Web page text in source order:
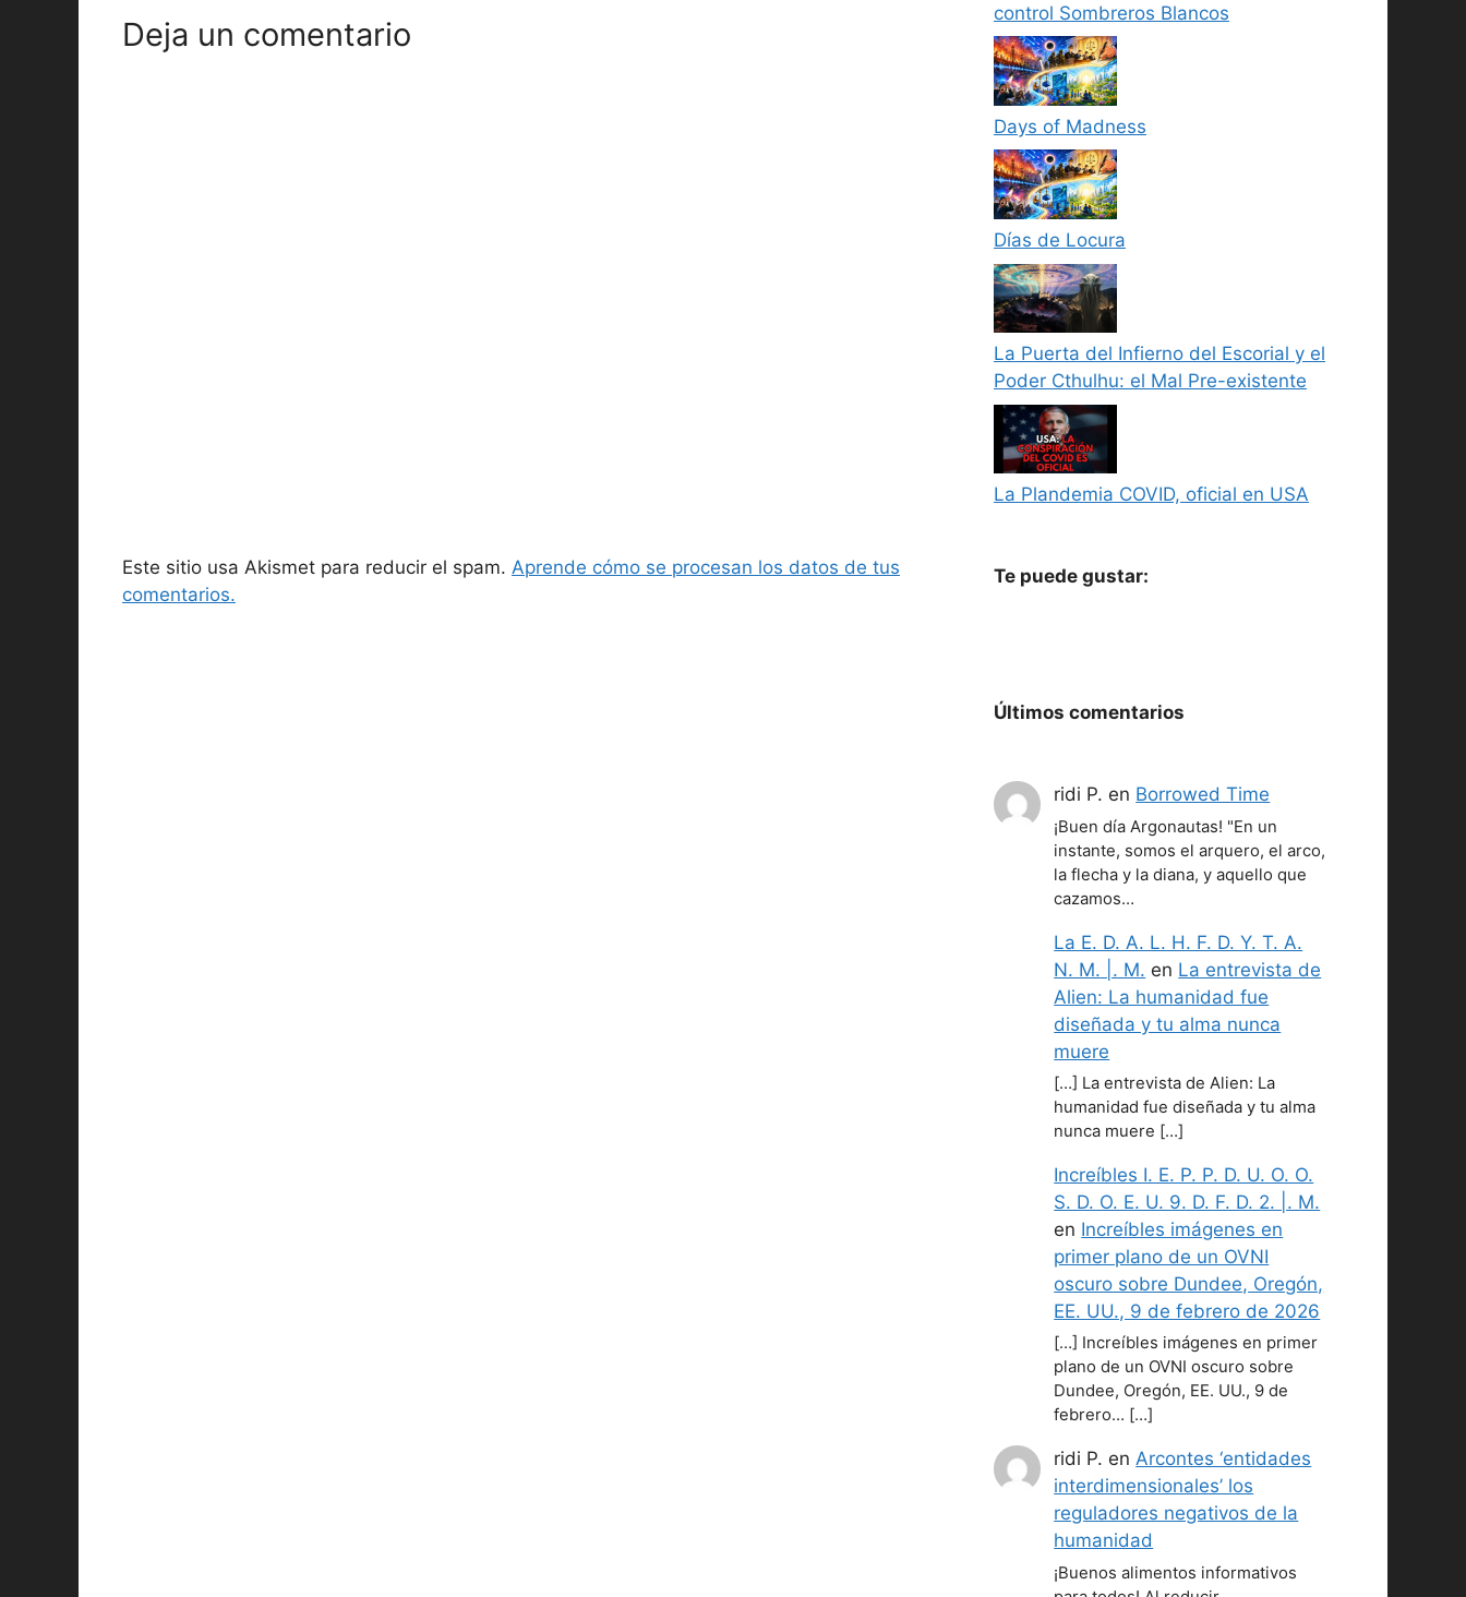
Deja un comentario
Este sitio usa Akismet para reducir el spam. Aprende cómo se procesan los datos de tus
comentarios.
control Sombreros Blancos
Days of Madness
Días de Locura
La Puerta del Infierno del Escorial y el
Poder Cthulhu: el Mal Pre-existente
La Plandemia COVID, oficial en USA
Te puede gustar:
Últimos comentarios
ridi P. en Borrowed Time
¡Buen día Argonautas! "En un
instante, somos el arquero, el arco,
la flecha y la diana, y aquello que
cazamos…
La E. D. A. L. H. F. D. Y. T. A.
N. M. |. M. en La entrevista de
Alien: La humanidad fue
diseñada y tu alma nunca
muere
[…] La entrevista de Alien: La
humanidad fue diseñada y tu alma
nunca muere […]
Increíbles I. E. P. P. D. U. O. O.
S. D. O. E. U. 9. D. F. D. 2. |. M.
en Increíbles imágenes en
primer plano de un OVNI
oscuro sobre Dundee, Oregón,
EE. UU., 9 de febrero de 2026
[…] Increíbles imágenes en primer
plano de un OVNI oscuro sobre
Dundee, Oregón, EE. UU., 9 de
febrero… […]
ridi P. enArcontes ‘entidades
interdimensionales’ los
reguladores negativos de la
humanidad
¡Buenos alimentos informativos